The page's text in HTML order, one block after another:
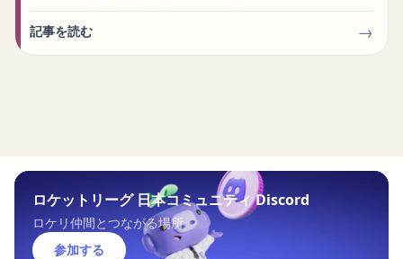
記事を読む →
ロケットリーグ 日本コミュニティ Discord
ロケリ仲間とつながる場所
参加する